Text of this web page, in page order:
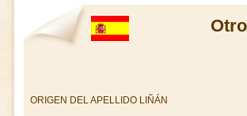
ORIGEN DEL APELLIDO LIÑÁN